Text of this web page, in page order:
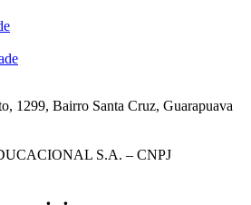
1299, Bairro Santa Cruz, Guarapuava
S.A. – CNPJ